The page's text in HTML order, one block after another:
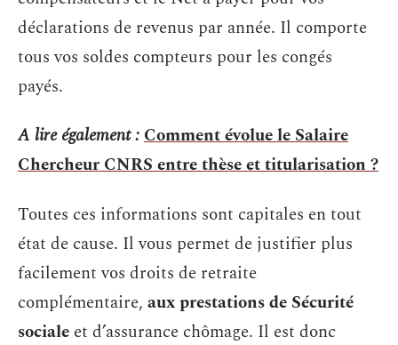
déclarations de revenus par année. Il comporte
tous vos soldes compteurs pour les congés
payés.
A lire également :Comment évolue le Salaire
Chercheur CNRS entre thèse et titularisation ?
Toutes ces informations sont capitales en tout
état de cause. Il vous permet de justifier plus
facilement vos droits de retraite
complémentaire, aux prestations de Sécurité
sociale et d’assurance chômage. Il est donc